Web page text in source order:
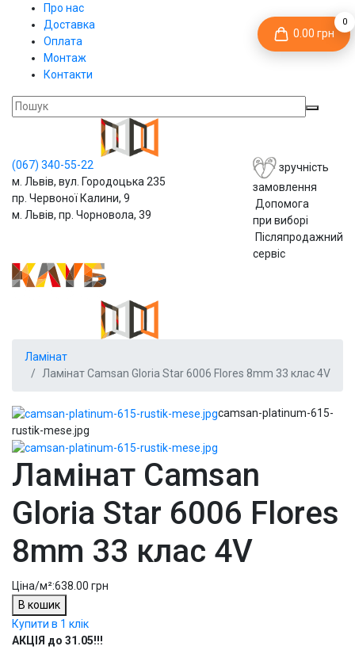
Про нас
Доставка
Оплата
Монтаж
Контакти
0.00 грн
0
(067) 340-55-22
м. Львів, вул. Городоцька 235
пр. Червоної Калини, 9
м. Львів, пр. Чорновола, 39
зручність
замовлення
Допомога
при виборі
Післяпродажний
сервіс
Ламінат
Ламінат Camsan Gloria Star 6006 Flores 8mm 33 клас 4V
camsan-platinum-615-
rustik-mese.jpg
Ламінат Camsan
Gloria Star 6006 Flores
8mm 33 клас 4V
Ціна/м²:638.00 грн
В кошик
Купити в 1 клік
АКЦІЯ до 31.05!!!